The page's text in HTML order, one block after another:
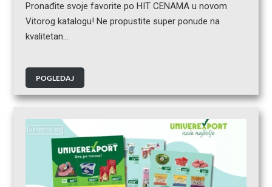
Pronađite svoje favorite po HIT CENAMA u novom
Vitorog katalogu! Ne propustite super ponude na
kvalitetan…
POGLEDAJ